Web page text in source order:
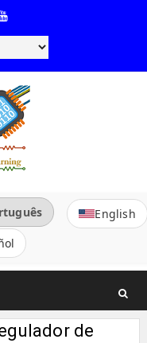
English
de